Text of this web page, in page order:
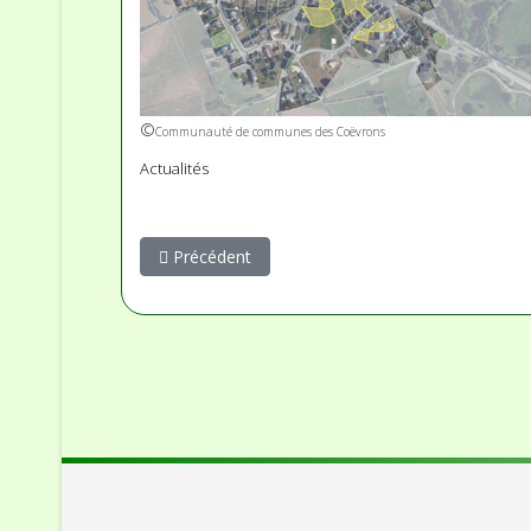
©Communauté de communes des Coëvrons
Actualités
Article précédent : Transition écologique,
Précédent